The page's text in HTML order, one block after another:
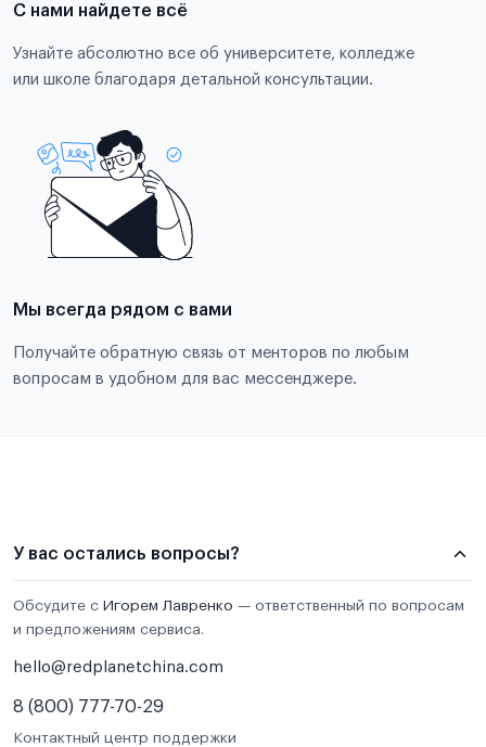
С нами найдете всё
Узнайте абсолютно все об университете, колледже
или школе благодаря детальной консультации.
Мы всегда рядом с вами
Получайте обратную связь от менторов по любым
вопросам в удобном для вас мессенджере.
У вас остались вопросы?
Обсудите с Игорем Лавренко — ответственный по вопросам
и предложениям сервиса.
hello@redplanetchina.com
8 (800) 777-70-29
Контактный центр поддержки